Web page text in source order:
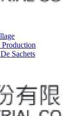
Sachets